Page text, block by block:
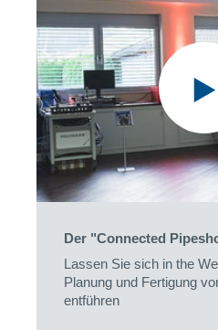
Der "Connected
Lassen Sie sich in the
Planung und Fertigung
entführen